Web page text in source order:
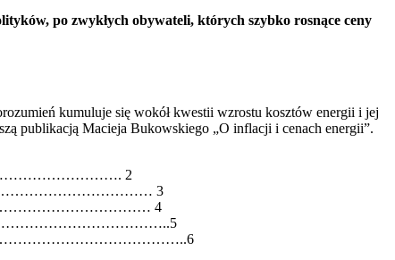
po zwykłych obywateli, których szybko rosnące ceny
kumuluje się wokół kwestii wzrostu kosztów energii i jej
publikacją Macieja Bukowskiego „O inflacji i cenach energii”.
2
3
4